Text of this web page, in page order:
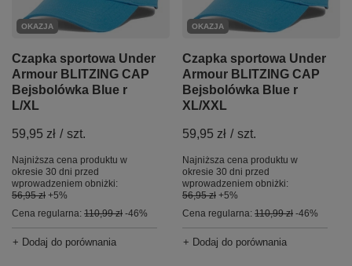
OKAZJA
Czapka sportowa Under
Armour BLITZING CAP
Bejsbolówka Blue r
L/XL
59,95 zł / szt.
Najniższa cena produktu w
okresie 30 dni przed
wprowadzeniem obniżki:
56,95 zł +5%
Cena regularna: 110,99 zł -46%
+ Dodaj do porównania
OKAZJA
Czapka sportowa Under
Armour BLITZING CAP
Bejsbolówka Blue r
XL/XXL
59,95 zł / szt.
Najniższa cena produktu w
okresie 30 dni przed
wprowadzeniem obniżki:
56,95 zł +5%
Cena regularna: 110,99 zł -46%
+ Dodaj do porównania